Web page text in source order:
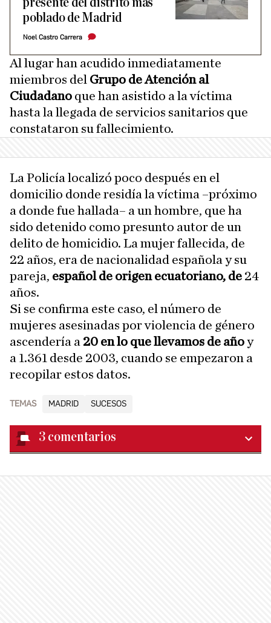
poblado de Madrid
Noel Castro Carrera
Al lugar han acudido inmediatamente
miembros del Grupo de Atención al
Ciudadano que han asistido a la víctima
hasta la llegada de servicios sanitarios que
constataron su fallecimiento.
La Policía localizó poco después en el
domicilio donde residía la víctima –próximo
a donde fue hallada– a un hombre, que ha
sido detenido como presunto autor de un
delito de homicidio. La mujer fallecida, de
22 años, era de nacionalidad española y su
pareja, español de origen ecuatoriano, de 24
años.
Si se confirma este caso, el número de
mujeres asesinadas por violencia de género
ascendería a 20 en lo que llevamos de añoy
a 1.361 desde 2003, cuando se empezaron a
recopilar estos datos.
TEMAS MADRID SUCESOS
3 comentarios